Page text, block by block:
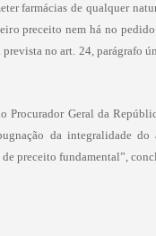
farmácias de qualquer
preceito nem há no
no art. 24,
Procurador Geral da
da integralidade
preceito fundamental”,